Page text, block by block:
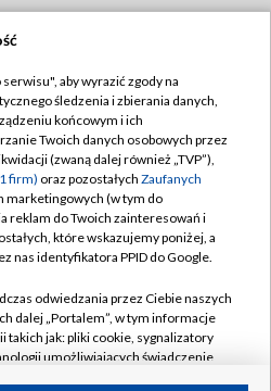
TVP
TVP
prywatności
zgody
Pomoc
Kontakt
aby wyrazić zgody na
śledzenia i zbierania danych,
końcowym i ich
Twoich danych osobowych przez
(zwaną dalej również „TVP”),
firm) oraz pozostałych Zaufanych
marketingowych (w tym do
reklam do Twoich zainteresowań i
które wskazujemy poniżej, a
nas identyfikatora PPID do Google.
odwiedzania przez Ciebie naszych
dalej „Portalem”, w tym informacje
takich jak: pliki cookie, sygnalizatory
umożliwiających świadczenie